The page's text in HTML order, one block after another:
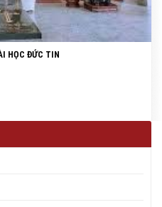
HỌC ĐỨC TIN